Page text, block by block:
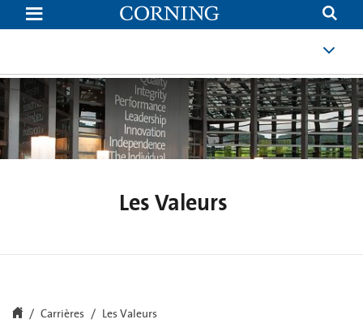
Valeurs
|
Corning.com
Les Valeurs
Carrières Les Valeurs